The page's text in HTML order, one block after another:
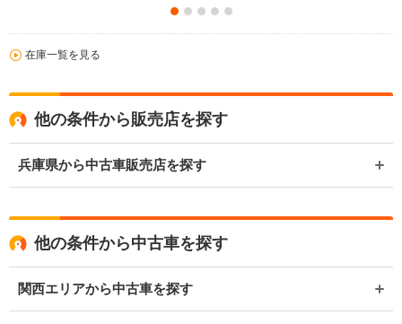
在庫一覧を見る
他の条件から販売店を探す
兵庫県から中古車販売店を探す
他の条件から中古車を探す
関西エリアから中古車を探す